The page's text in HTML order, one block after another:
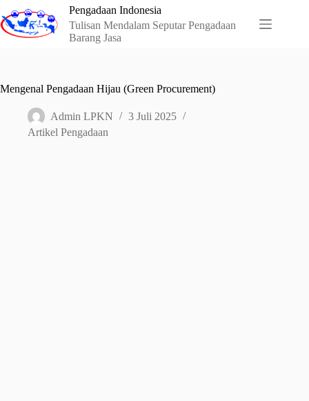
to
content
Pengadaan Indonesia
Tulisan Mendalam Seputar Pengadaan
Barang Jasa
Mengenal Pengadaan Hijau (Green Procurement)
Admin LPKN
3 Juli 2025
Artikel Pengadaan